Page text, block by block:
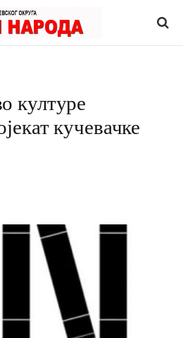
културе
кучевачке